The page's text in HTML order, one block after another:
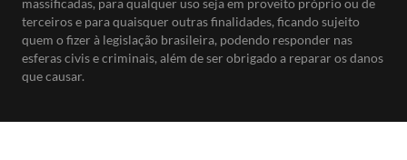
massificadas, para qualquer uso seja em proveito próprio ou de
terceiros e para quaisquer outras finalidades, ficando sujeito
quem o fizer à legislação brasileira, podendo responder nas
esferas civis e criminais, além de ser obrigado a reparar os danos
que causar.